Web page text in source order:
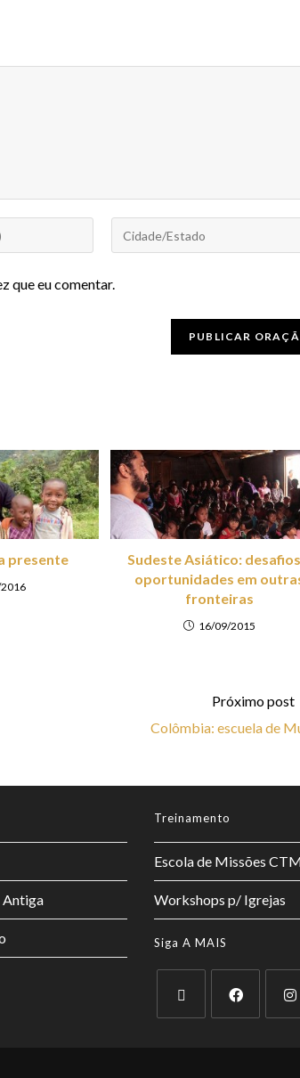
que eu comentar.
presente
Sudeste Asiático:
oportunidades em
fronteiras
16/09/2015
Próximo post
Colômbia: escuela de
Treinamento
Escola de Missões
Workshops p/ Igrejas
Siga A MAIS